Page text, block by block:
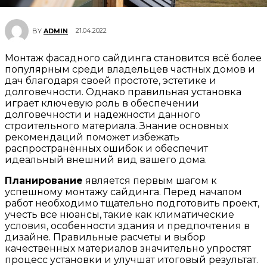
BY ADMIN 21.04.2022
Монтаж фасадного сайдинга становится всё более
популярным среди владельцев частных домов и
дач благодаря своей простоте, эстетике и
долговечности. Однако правильная установка
играет ключевую роль в обеспечении
долговечности и надежности данного
строительного материала. Знание основных
рекомендаций поможет избежать
распространённых ошибок и обеспечит
идеальный внешний вид вашего дома.
Планирование является первым шагом к
успешному монтажу сайдинга. Перед началом
работ необходимо тщательно подготовить проект,
учесть все нюансы, такие как климатические
условия, особенности здания и предпочтения в
дизайне. Правильные расчеты и выбор
качественных материалов значительно упростят
процесс установки и улучшат итоговый результат.